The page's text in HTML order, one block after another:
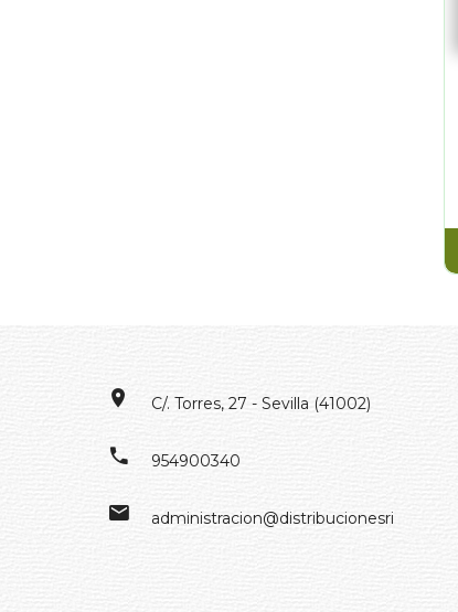
C/. Torres, 27 - Sevilla (41002)
954900340
administracion@distribucionesrivero.es